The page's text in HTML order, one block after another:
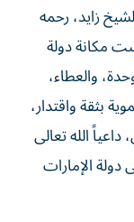
زايد، رحمه
مكانة دولة
والعطاء،
بثقة واقتدار،
الله تعالى
دولة الإمارات